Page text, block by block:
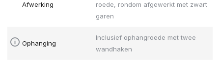
Afwerking
roede, rondom afgewerkt met zwart
garen
Ophanging
Inclusief ophangroede met twee
wandhaken